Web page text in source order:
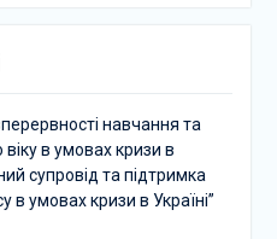
навчання та
в умовах кризи в
супровід та підтримка
в умовах кризи в Україні”